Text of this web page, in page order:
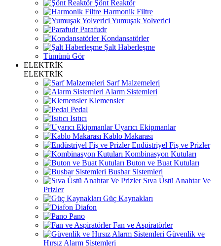
Şönt Reaktör
Harmonik Filtre
Yumuşak Yolverici
Parafudr
Kondansatörler
Şalt Haberleşme
Tümünü Gör
ELEKTRİK
ELEKTRİK
Sarf Malzemeleri
Alarm Sistemleri
Klemensler
Pedal
Isıtıcı
Uyarıcı Ekipmanlar
Kablo Makarası
Endüstriyel Fiş ve Prizler
Kombinasyon Kutuları
Buton ve Buat Kutuları
Busbar Sistemleri
Sıva Üstü Anahtar Ve
Prizler
Güç Kaynakları
Diafon
Pano
Fan ve Aspiratörler
Güvenlik ve
Hırsız Alarm Sistemleri